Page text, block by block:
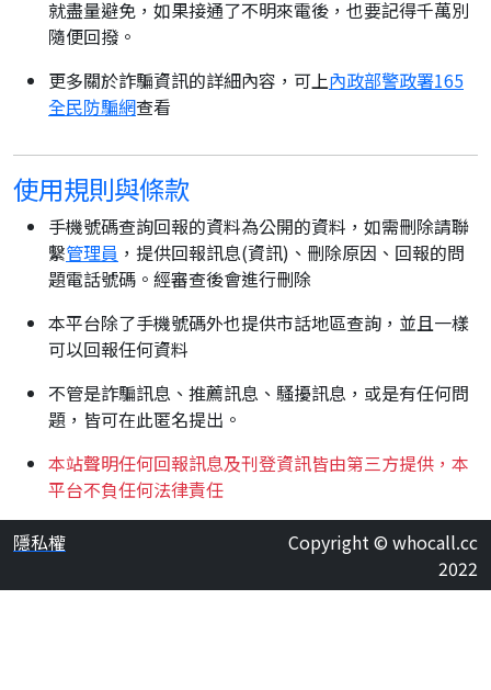
就盡量避免，如果接通了不明來電後，也要記得千萬別
隨便回撥。
更多關於詐騙資訊的詳細內容，可上內政部警政署165
全民防騙網查看
使用規則與條款
手機號碼查詢回報的資料為公開的資料，如需刪除請聯
繫管理員 ，提供回報訊息(資訊)、刪除原因、回報的問
題電話號碼。經審查後會進行刪除
本平台除了手機號碼外也提供市話地區查詢，並且一樣
可以回報任何資料
不管是詐騙訊息、推薦訊息、騷擾訊息，或是有任何問
題，皆可在此匿名提出。
本站聲明任何回報訊息及刊登資訊皆由第三方提供，本
平台不負任何法律責任
隱私權
Copyright © whocall.cc
2022